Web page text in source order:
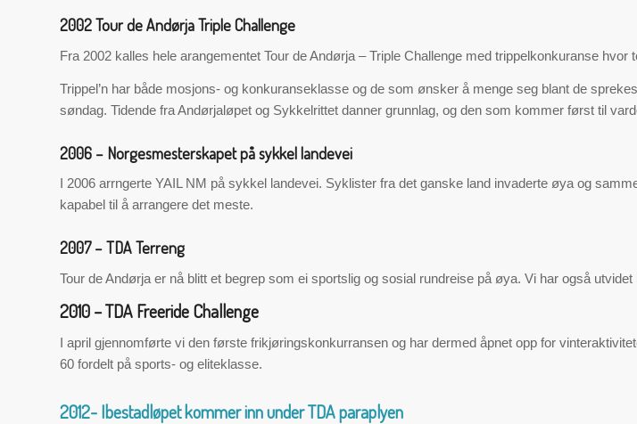
2002 Tour de Andørja Triple Challenge
Fra 2002 kalles hele arangementet Tour de Andørja – Triple Challenge med trippelkonkuranse
Trippel’n har både mosjons- og konkuranseklasse og de som ønsker å menge seg blant de
søndag. Tidende fra Andørjaløpet og Sykkelrittet danner grunnlag, og den som kommer først til
2006 – Norgesmesterskapet på sykkel landevei
I 2006 arrngerte YAIL NM på sykkel landevei. Syklister fra det ganske land invaderte øya og
kapabel til å arrangere det meste.
2007 – TDA Terreng
Tour de Andørja er nå blitt et begrep som ei sportslig og sosial rundreise på øya. Vi har også
2010 – TDA Freeride Challenge
I april gjennomførte vi den første frikjøringskonkurransen og har dermed åpnet opp for
60 fordelt på sports- og eliteklasse.
2012- Ibestadløpet kommer inn under TDA paraplyen